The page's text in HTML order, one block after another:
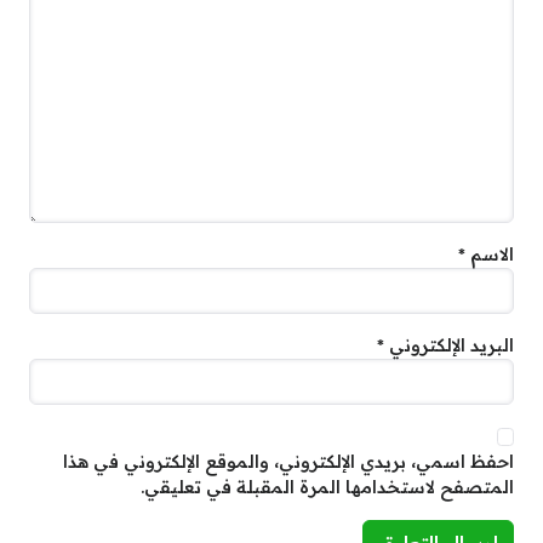
الاسم *
البريد الإلكتروني *
احفظ اسمي، بريدي الإلكتروني، والموقع الإلكتروني في هذا
المتصفح لاستخدامها المرة المقبلة في تعليقي.